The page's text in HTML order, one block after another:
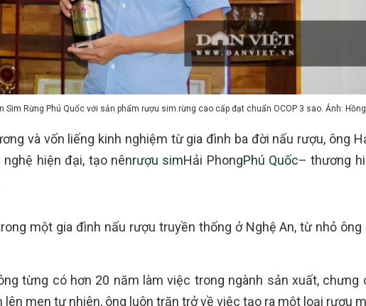
Sim Rừng Phú Quốc với sản phẩm rượu sim rừng cao cấp đạt chuẩn OCOP 3 sao. Ảnh:
và vốn liếng kinh nghiệm từ gia đình ba đời nấu rượu, ông
hiện đại, tạo nênrượu simHải PhongPhú Quốc– thương
một gia đình nấu rượu truyền thống ở Nghệ An, từ nhỏ ông
từng có hơn 20 năm làm việc trong ngành sản xuất, chưng
lên men tự nhiên, ông luôn trăn trở về việc tạo ra một loại rượu